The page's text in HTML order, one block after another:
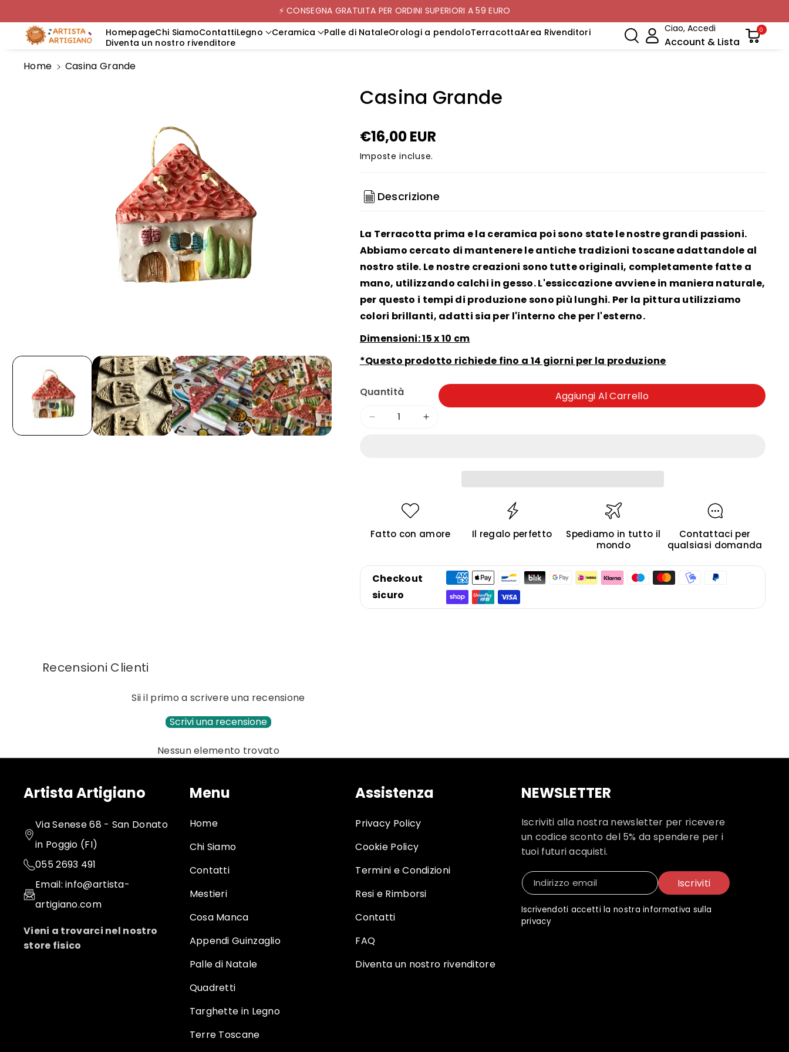
⚡ CONSEGNA GRATUITA PER ORDINI SUPERIORI A 59 EURO
HomepageChi SiamoContattiLegno Ceramica Palle di NataleOrologi a pendoloTerracottaArea Rivenditori
Diventa un nostro rivenditore
Ciao, Accedi
Account & Lista
0
Home
Casina Grande
Casina Grande
€16,00 EUR
Imposte incluse.
Descrizione
La Terracotta prima e la ceramica poi sono state le nostre grandi passioni.
Abbiamo cercato di mantenere le antiche tradizioni toscane adattandole al
nostro stile. Le nostre creazioni sono tutte originali, completamente fatte a
mano, utilizzando calchi in gesso. L'essiccazione avviene in maniera naturale,
per questo i tempi di produzione sono più lunghi. Per la pittura utilizziamo
colori brillanti, adatti sia per l'interno che per l'esterno.
Dimensioni: 15 x 10 cm
*Questo prodotto richiede fino a 14 giorni per la produzione
Quantità
Diminuisci
Aumenta
Casina
Grande
Aggiungi Al Carrello
Fatto con amore Il regalo perfetto
Spediamo in tutto il
mondo
Contattaci per
qualsiasi domanda
Checkout
sicuro
Recensioni Clienti
Sii il primo a scrivere una recensione
Scrivi una recensione
Nessun elemento trovato
Artista Artigiano
Via Senese 68 - San Donato
in Poggio (FI)
055 2693 491
Email: info@artista-
artigiano.com
Vieni a trovarci nel nostro
store fisico
Menu
Home
Chi Siamo
Contatti
Mestieri
Cosa Manca
Appendi Guinzaglio
Palle di Natale
Quadretti
Targhette in Legno
Terre Toscane
Assistenza
Privacy Policy
Cookie Policy
Termini e Condizioni
Resi e Rimborsi
Contatti
FAQ
Diventa un nostro rivenditore
NEWSLETTER
Iscriviti alla nostra newsletter per ricevere
un codice sconto del 5% da spendere per i
tuoi futuri acquisti.
Indirizzo email Iscriviti
Iscrivendoti accetti la nostra informativa sulla
privacy